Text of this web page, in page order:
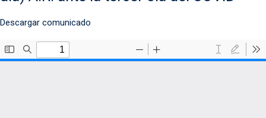
Descargar comunicado